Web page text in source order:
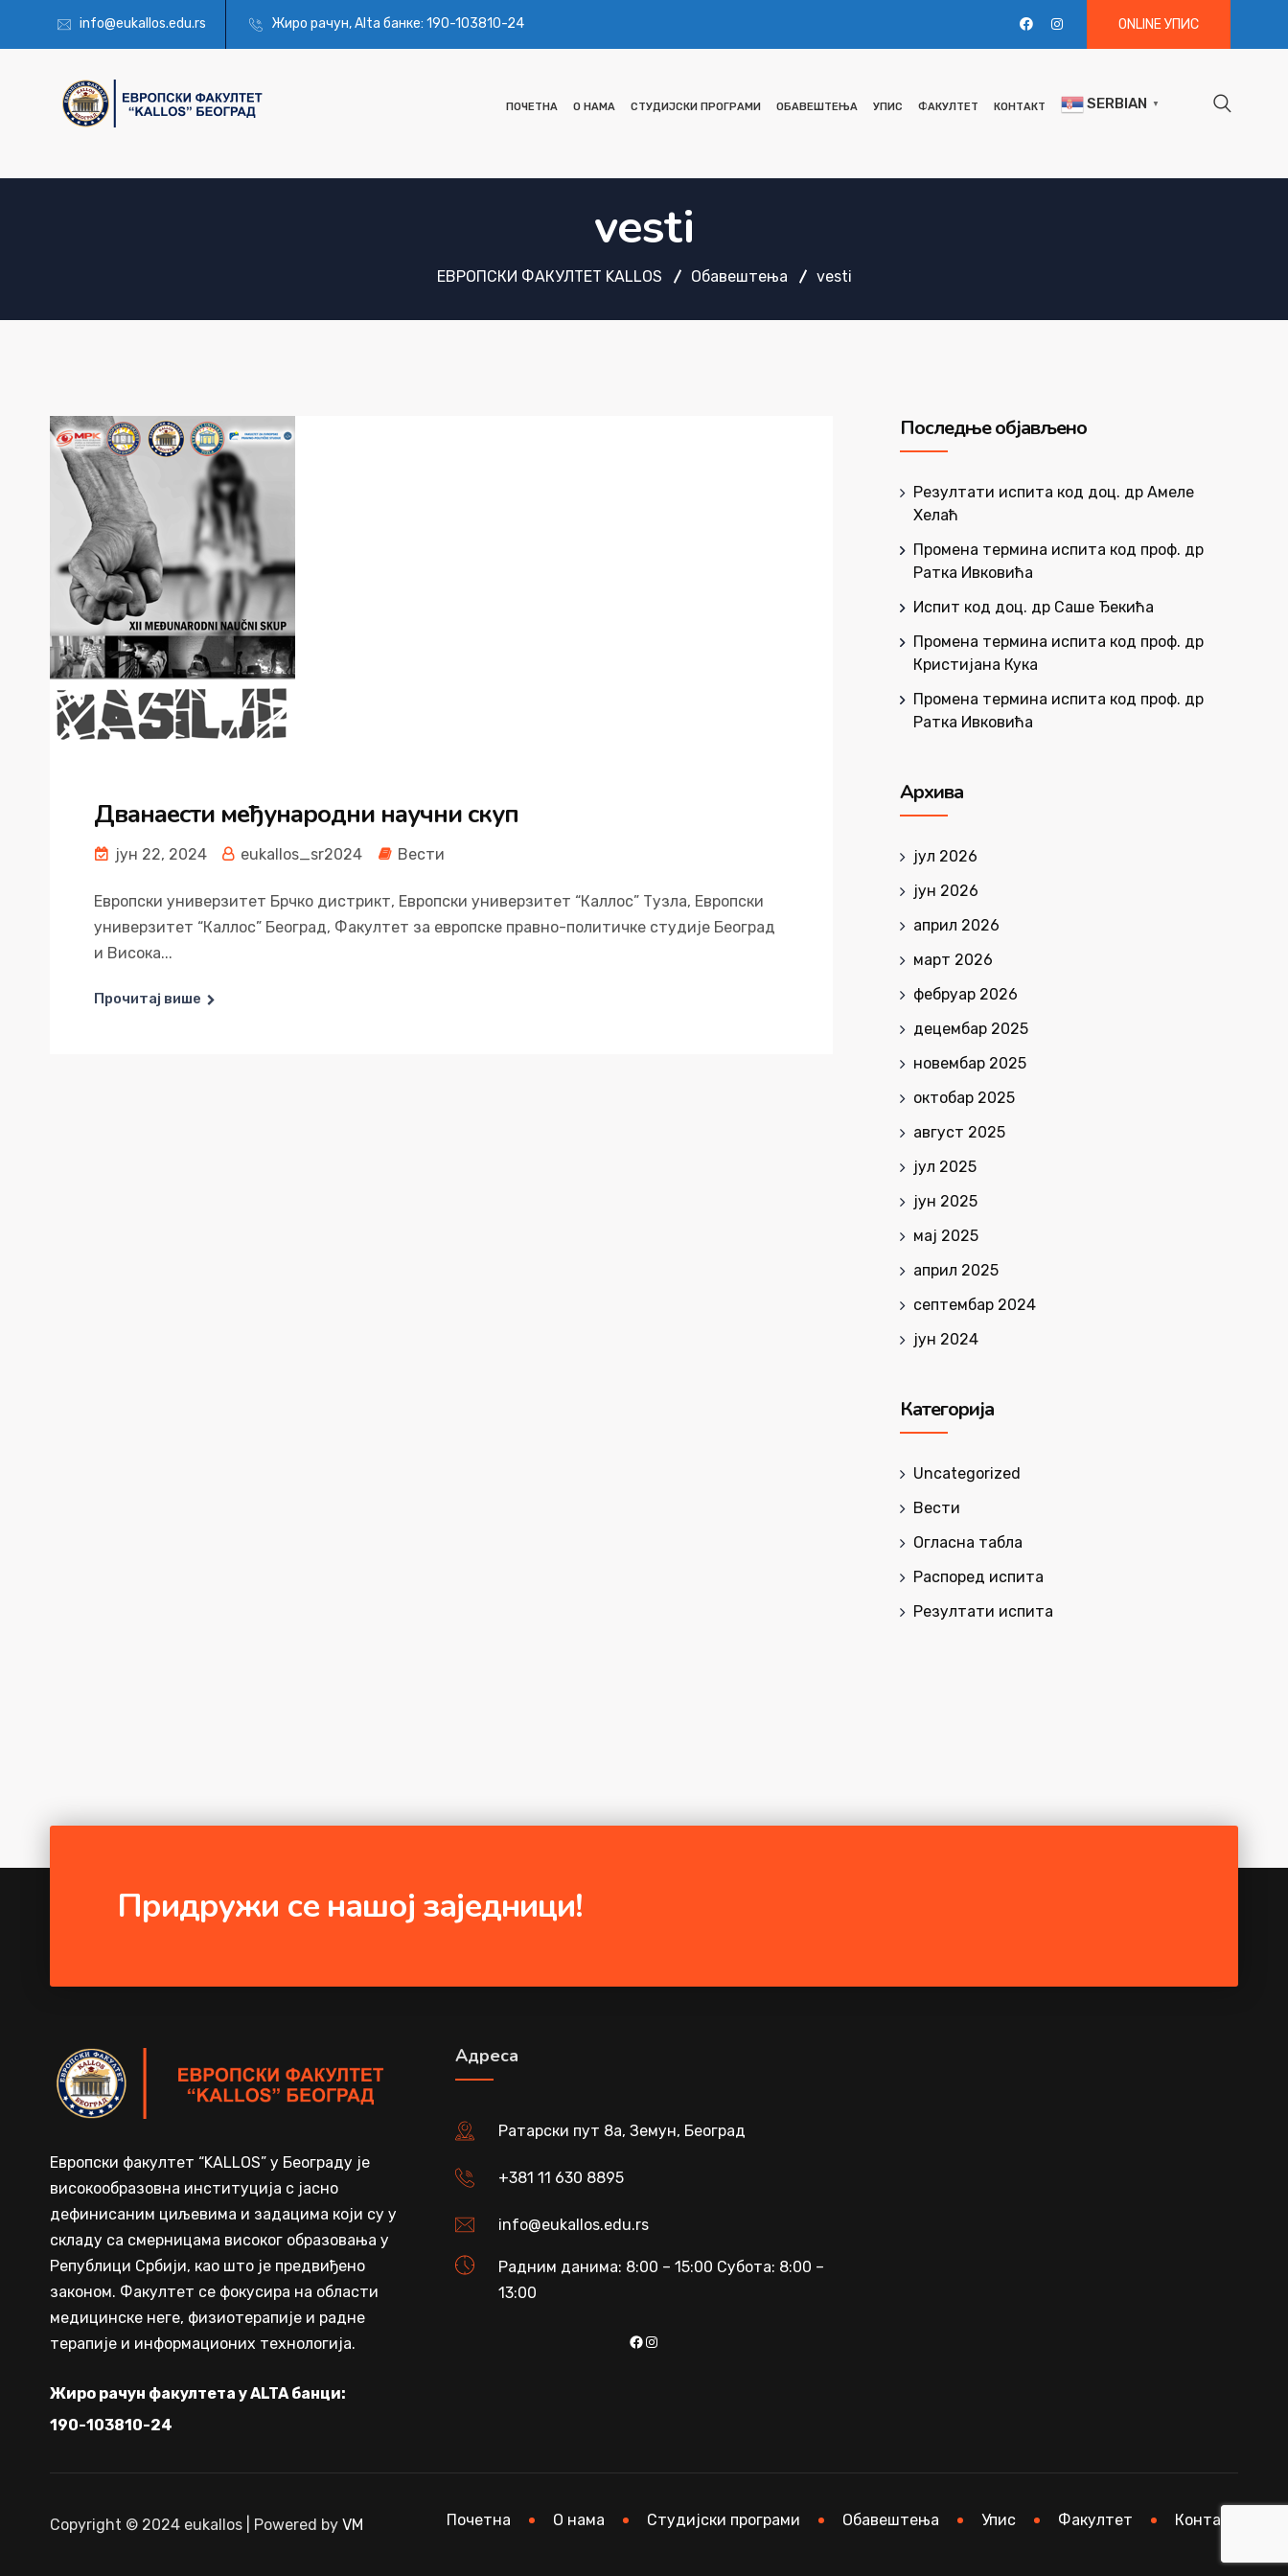
info@eukallos.edu.rs Жиро рачун, Alta банкe: 190-103810-24 ONLINE УПИС
ПОЧЕТНА О НАМА СТУДИЈСКИ ПРОГРАМИ ОБАВЕШТЕЊА УПИС ФАКУЛТЕТ КОНТАКТ SERBIAN ▼
vesti
ЕВРОПСКИ ФАКУЛТЕТ KALLOS Обавештења vesti
Дванаести међународни научни скуп
јун 22, 2024 eukallos_sr2024 Вести
Европски универзитет Брчко дистрикт, Европски универзитет “Каллос” Тузла, Европски
универзитет “Каллос” Београд, Факултет за европске правно-политичке студије Београд
и Висока...
Прочитај више
Последње објављено
Резултати испита код доц. др Амеле
Хелаћ
Промена термина испита код проф. др
Ратка Ивковића
Испит код доц. др Саше Ђекића
Промена термина испита код проф. др
Кристијана Кука
Промена термина испита код проф. др
Ратка Ивковића
Архива
јул 2026
јун 2026
април 2026
март 2026
фебруар 2026
децембар 2025
новембар 2025
октобар 2025
август 2025
јул 2025
јун 2025
мај 2025
април 2025
септембар 2024
јун 2024
Категорија
Uncategorized
Вести
Огласна табла
Распоред испита
Резултати испита
Придружи се нашој заједници!
Европски факултет “KALLOS” у Београду је
високообразовна институција с јасно
дефинисаним циљевима и задацима који су у
складу са смерницама високог образовања у
Републици Србији, као што је предвиђено
законом. Факултет се фокусира на области
медицинске неге, физиотерапије и радне
терапије и информационих технологија.
Жиро рачун факултета у ALTA банци:
190-103810-24
Адреса
Ратарски пут 8а, Земун, Београд
+381 11 630 8895
info@eukallos.edu.rs
Радним данима: 8:00 – 15:00 Субота: 8:00 –
13:00
Facebook
Instagram
Copyright © 2024 eukallos | Powered by VM Почетна О нама Студијски програми Обавештења Упис Факултет Контакт